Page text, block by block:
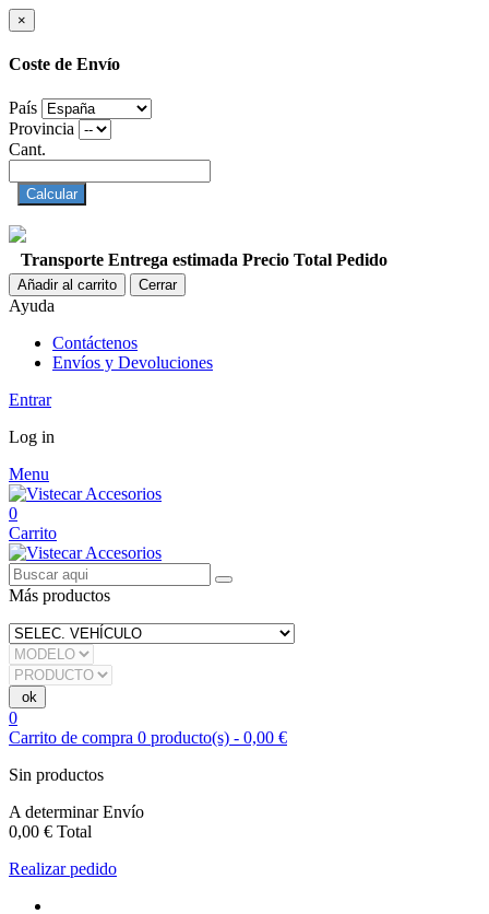
×
Coste de Envío
País
Provincia
Cant.
Calcular
Transporte Entrega estimada Precio Total Pedido
Añadir al carrito Cerrar
Ayuda
Contáctenos
Envíos y Devoluciones
Entrar
Log in
Menu
0
Carrito
Más productos
0
Carrito de compra 0 producto(s) - 0,00 €
Sin productos
A determinarEnvío
0,00 € Total
Realizar pedido